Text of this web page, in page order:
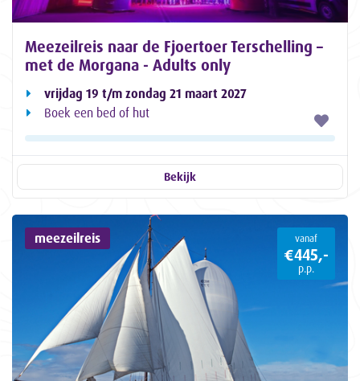
Meezeilreis naar de Fjoertoer Terschelling –
met de Morgana - Adults only
vrijdag 19 t/m zondag 21 maart 2027
Boek een bed of hut
Bekijk
meezeilreis vanaf
€445,-
p.p.